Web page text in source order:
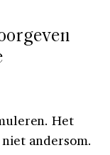
Het
andersom.